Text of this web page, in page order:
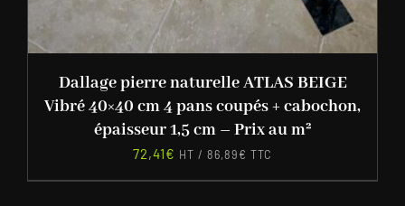
Dallage pierre naturelle ATLAS BEIGE
Vibré 40×40 cm 4 pans coupés + cabochon,
épaisseur 1,5 cm – Prix au m²
72,41€ HT / 86,89€ TTC